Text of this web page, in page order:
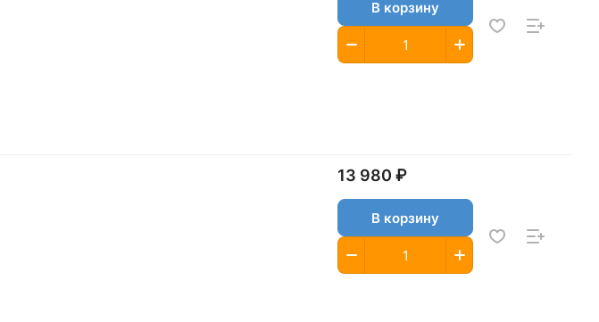
В корзину
13 980 ₽
В корзину